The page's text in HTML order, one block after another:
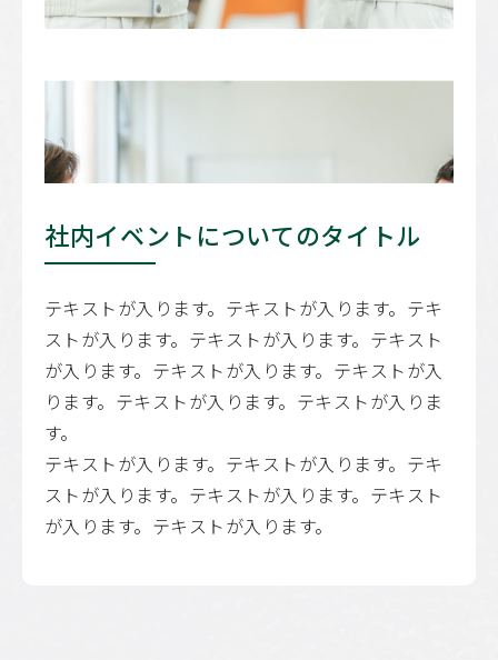
社内イベントについてのタイトル
テキストが入ります。テキストが入ります。テキ
ストが入ります。テキストが入ります。テキスト
が入ります。テキストが入ります。テキストが入
ります。テキストが入ります。テキストが入りま
す。
テキストが入ります。テキストが入ります。テキ
ストが入ります。テキストが入ります。テキスト
が入ります。テキストが入ります。